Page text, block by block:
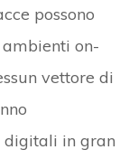
possono
on-
vettore di
digitali in gran